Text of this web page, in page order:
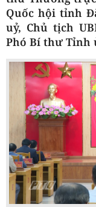
Quốc hội tỉnh
uỷ, Chủ tịch
Phó Bí thư Tỉnh